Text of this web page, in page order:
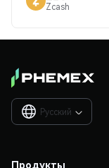
Zcash
Русский 
Продукты